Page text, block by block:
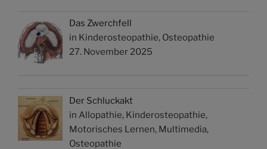
Das Zwerchfell
in Kinderosteopathie, Osteopathie
27. November 2025
Der Schluckakt
in Allopathie, Kinderosteopathie,
Motorisches Lernen, Multimedia,
Osteopathie